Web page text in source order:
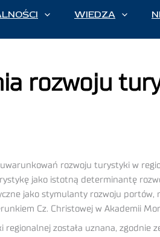
WIEDZA
rozwoju
rozwoju turystyki w
jako istotną determinantę
jako stymulanty rozwoju
Cz. Christowej w Akademii
została uznana, zgodnie